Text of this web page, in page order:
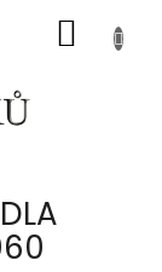
KOŠÍK